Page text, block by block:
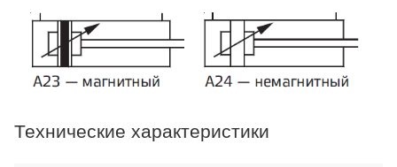
Технические характеристики